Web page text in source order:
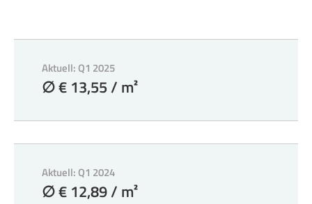
Aktuell: Q1 2025
∅ € 13,55 / m²
Aktuell: Q1 2024
∅ € 12,89 / m²